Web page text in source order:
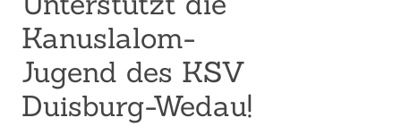
Kanuslalom-
Jugend des KSV
Duisburg-Wedau!